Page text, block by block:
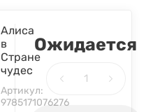
Алиса
в
Стране
чудес
Артикул:
9785171076276
Ожидается